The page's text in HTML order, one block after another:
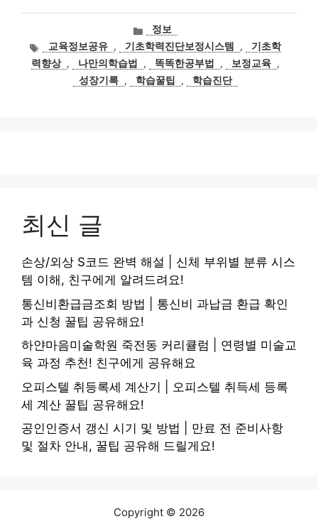
카
테
고
리
정보
태
그
교육정보공유 , 기초학력진단보정시스템 ,
기초학
력향상 , 나만의학습법 , 똑똑한공부법 , 보정교육 ,
성장기록 , 학습꿀팁 , 학습진단
최신 글
손상/외상 S코드 완벽 해설 | 신체 부위별 분류 시스
템 이해, 친구에게 알려드려요!
통신비환급금조회 방법 | 통신비 과납금 환급 확인
과 신청 꿀팁 공유해요!
하얀마음미술학원 죽전동 커리큘럼 | 연령별 미술교
육 과정 추천! 친구에게 공유해요
오피스텔 취등록세 계산기 | 오피스텔 취득세 등록
세 계산 꿀팁 공유해요!
공인인증서 갱신 시기 및 방법 | 만료 전 준비사항
및 절차 안내, 꿀팁 공유해 드릴게요!
Copyright © 2026